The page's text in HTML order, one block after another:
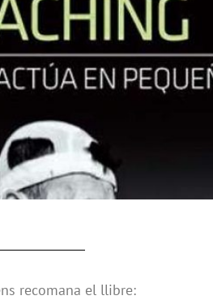
recomana el llibre: